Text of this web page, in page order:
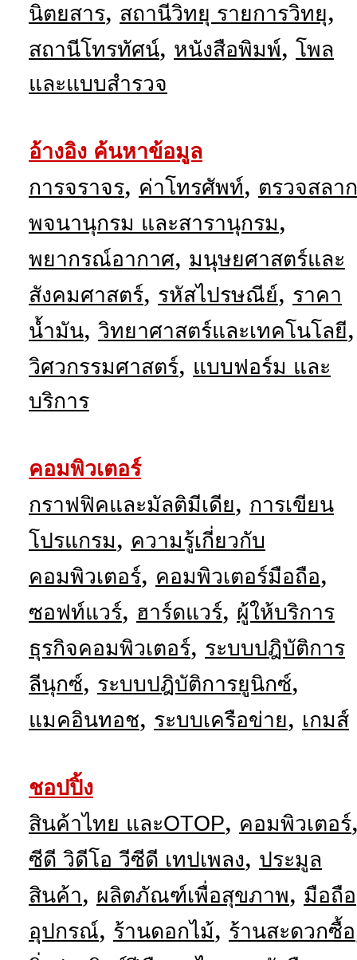
นิตยสาร, สถานีวิทยุ รายการวิทยุ,
สถานีโทรทัศน์, หนังสือพิมพ์, โพล
และแบบสำรวจ
อ้างอิง ค้นหาข้อมูล
การจราจร, ค่าโทรศัพท์, ตรวจสลาก
พจนานุกรม และสารานุกรม,
พยากรณ์อากาศ, มนุษยศาสตร์และ
สังคมศาสตร์, รหัสไปรษณีย์, ราคา
น้ำมัน, วิทยาศาสตร์และเทคโนโลยี,
วิศวกรรมศาสตร์, แบบฟอร์ม และ
บริการ
คอมพิวเตอร์
กราฟฟิคและมัลติมีเดีย, การเขียน
โปรแกรม, ความรู้เกี่ยวกับ
คอมพิวเตอร์, คอมพิวเตอร์มือถือ,
ซอฟท์แวร์, ฮาร์ดแวร์, ผู้ให้บริการ
ธุรกิจคอมพิวเตอร์, ระบบปฎิบัติการ
ลีนุกซ์, ระบบปฎิบัติการยูนิกซ์,
แมคอินทอช, ระบบเครือข่าย, เกมส์
ชอปปิ้ง
สินค้าไทย และOTOP, คอมพิวเตอร์
ซีดี วิดีโอ วีซีดี เทปเพลง, ประมูล
สินค้า, ผลิตภัณฑ์เพื่อสุขภาพ, มือถือ
อุปกรณ์, ร้านดอกไม้, ร้านสะดวกซื้อ